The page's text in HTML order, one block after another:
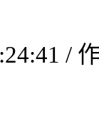
/